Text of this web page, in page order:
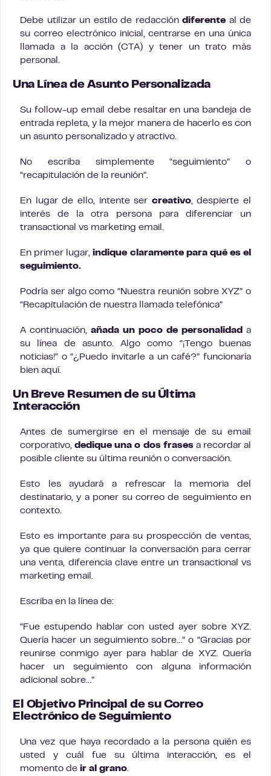
Debe utilizar un estilo de redacción diferente al de
su correo electrónico inicial, centrarse en una única
llamada a la acción (CTA) y tener un trato más
personal.
Una Línea de Asunto Personalizada
Su follow-up email debe resaltar en una bandeja de
entrada repleta, y la mejor manera de hacerlo es con
un asunto personalizado y atractivo.
No escriba simplemente “seguimiento” o
“recapitulación de la reunión”.
En lugar de ello, intente ser creativo, despierte el
interés de la otra persona para diferenciar un
transactional vs marketing email.
En primer lugar,indique claramente para qué es el
seguimiento.
Podría ser algo como “Nuestra reunión sobre XYZ” o
“Recapitulación de nuestra llamada telefónica”
A continuación, añada un poco de personalidad
a
su línea de asunto. Algo como “¡Tengo buenas
noticias!” o “¿Puedo invitarle a un café?” funcionaría
bien aquí.
Un Breve Resumen de su Última
Interacción
Antes de sumergirse en el mensaje de su email
corporativo,dedique una o dos frasesa recordar al
posible cliente su última reunión o conversación.
Esto les ayudará a refrescar la memoria del
destinatario, y a poner su correo de seguimiento en
contexto.
Esto es importante para su prospección de ventas,
ya que quiere continuar la conversación para cerrar
una venta, diferencia clave entre un transactional vs
marketing email.
Escriba en la línea de:
“Fue estupendo hablar con usted ayer sobre XYZ.
Quería hacer un seguimiento sobre…” o “Gracias por
reunirse conmigo ayer para hablar de XYZ. Quería
hacer un seguimiento con alguna información
adicional sobre…”
El Objetivo Principal de su Correo
Electrónico de Seguimiento
Una vez que haya recordado a la persona quién es
usted y cuál fue su última interacción, es el
momento de ir al grano.